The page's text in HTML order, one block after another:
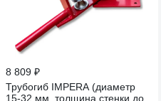
8 809 ₽
Трубогиб IMPERA (диаметр
15-32 мм, толщина стенки до